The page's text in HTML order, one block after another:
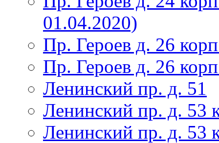
01.04.2020)
Пр. Героев д. 26
Пр. Героев д. 26
Ленинский пр. д. 51
Ленинский пр. д. 53
Ленинский пр. д. 53